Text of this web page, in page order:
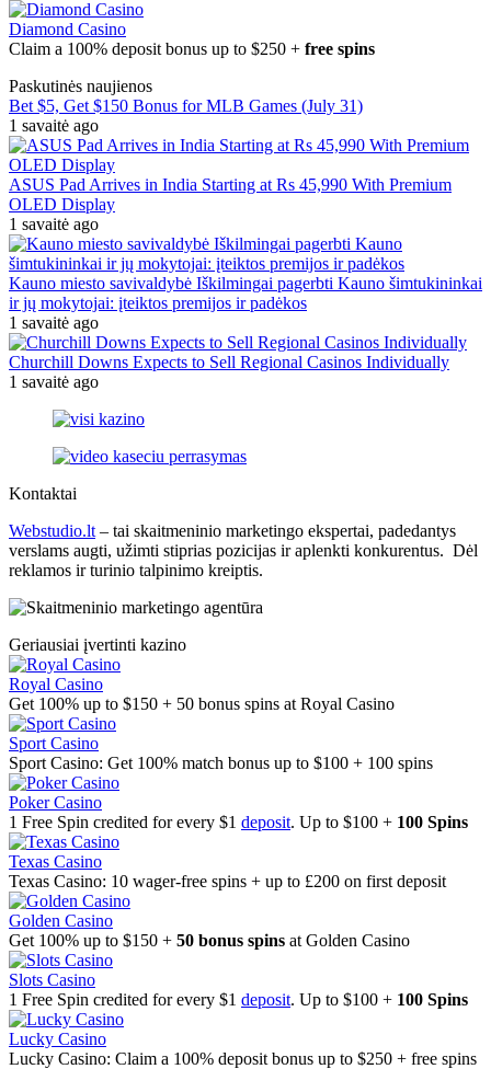
Diamond Casino
Claim a 100% deposit bonus up to $250 + free spins
Paskutinės naujienos
Bet $5, Get $150 Bonus for MLB Games (July 31)
1 savaitė ago
ASUS Pad Arrives in India Starting at Rs 45,990 With Premium
OLED Display
1 savaitė ago
Kauno miesto savivaldybė Iškilmingai pagerbti Kauno šimtukininkai
ir jų mokytojai: įteiktos premijos ir padėkos
1 savaitė ago
Churchill Downs Expects to Sell Regional Casinos Individually
1 savaitė ago
Kontaktai
Webstudio.lt – tai skaitmeninio marketingo ekspertai, padedantys
verslams augti, užimti stiprias pozicijas ir aplenkti konkurentus. Dėl
reklamos ir turinio talpinimo kreiptis.
Geriausiai įvertinti kazino
Royal Casino
Get 100% up to $150 + 50 bonus spins at Royal Casino
Sport Casino
Sport Casino: Get 100% match bonus up to $100 + 100 spins
Poker Casino
1 Free Spin credited for every $1 deposit. Up to $100 + 100 Spins
Texas Casino
Texas Casino: 10 wager-free spins + up to £200 on first deposit
Golden Casino
Get 100% up to $150 + 50 bonus spins at Golden Casino
Slots Casino
1 Free Spin credited for every $1 deposit. Up to $100 + 100 Spins
Lucky Casino
Lucky Casino: Claim a 100% deposit bonus up to $250 + free spins